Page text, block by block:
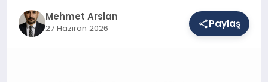
DÜNYA
Mehmet Arslan
27 Haziran 2026 Paylaş